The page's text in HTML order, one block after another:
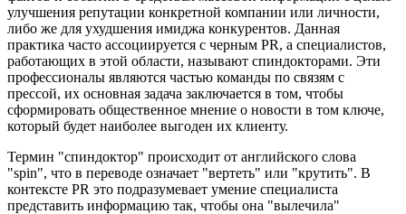
улучшения репутации конкретной компании или личности,
либо же для ухудшения имиджа конкурентов. Данная
практика часто ассоциируется с черным PR, а специалистов,
работающих в этой области, называют спиндокторами. Эти
профессионалы являются частью команды по связям с
прессой, их основная задача заключается в том, чтобы
сформировать общественное мнение о новости в том ключе,
который будет наиболее выгоден их клиенту.
Термин "спиндоктор" происходит от английского слова
"spin", что в переводе означает "вертеть" или "крутить". В
контексте PR это подразумевает умение специалиста
представить информацию так, чтобы она "вылечила"